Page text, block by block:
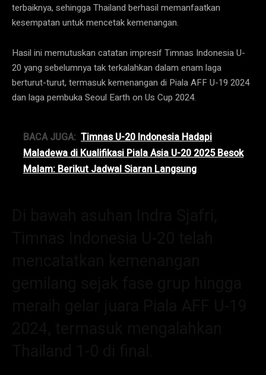
terbaiknya, sehingga Thailand berhasil memanfaatkan
kesempatan untuk mencetak kemenangan.
Hasil ini memutuskan catatan impresif Timnas Indonesia U-
20 yang sebelumnya tak terkalahkan dalam enam laga
berturut-turut, termasuk kemenangan di Piala AFF U-19 2024
dan laga pembuka Seoul Earth on Us Cup 2024.
BACA JUGA: Timnas U-20 Indonesia Hadapi
Maladewa di Kualifikasi Piala Asia U-20 2025 Besok
Malam: Berikut Jadwal Siaran Langsung